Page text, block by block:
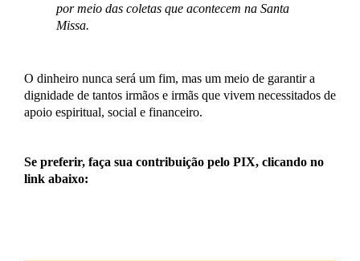
por meio das coletas que acontecem na Santa
Missa.
O dinheiro nunca será um fim, mas um meio de garantir a
dignidade de tantos irmãos e irmãs que vivem necessitados de
apoio espiritual, social e financeiro.
Se preferir, faça sua contribuição pelo PIX, clicando no
link abaixo: